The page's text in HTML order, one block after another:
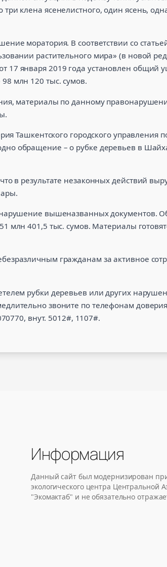
клена ясенелистного, один ясень,
моратория. В соответствии со
растительного мира» (в новой
17 января 2019 года установлен общий
млн 120 тыс. сумов.
материалы по данному
Ташкентского городского управления
обращение – о рубке деревьев в
в результате незаконных действий
нарушение вышеназванных документов.
млн 401,5 тыс. сумов. Материалы
гражданам за активное
рубки деревьев или других
звоните по телефонам
внут. 5012#, 1107#.
Информация
Данный сайт был модернизирован
экологического центра Центральной
"Экомактаб" и не обязательно